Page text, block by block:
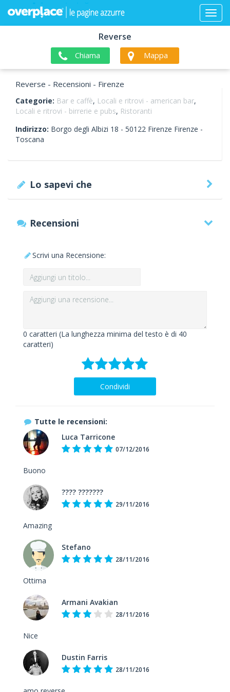
Reverse
Chiama Mappa
Reverse - Recensioni - Firenze
Categorie: Bar e caffè, Locali e ritrovi - american bar,
Locali e ritrovi - birrerie e pubs, Ristoranti
Indirizzo: Borgo degli Albizi 18 - 50122 Firenze Firenze -
Toscana
Lo sapevi che
Recensioni
Scrivi una Recensione:
0 caratteri (La lunghezza minima del testo è di 40
caratteri)
Condividi
Tutte le recensioni:
Luca Tarricone
07/12/2016
Buono
???? ???????
29/11/2016
Amazing
Stefano
28/11/2016
Ottima
Armani Avakian
28/11/2016
Nice
Dustin Farris
28/11/2016